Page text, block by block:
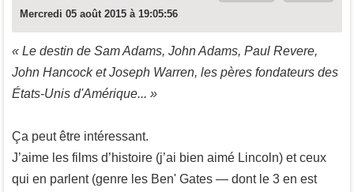
Mercredi 05 août 2015 à 19:05:56
« Le destin de Sam Adams, John Adams, Paul Revere,
John Hancock et Joseph Warren, les pères fondateurs des
États-Unis d'Amérique... »
Ça peut être intéressant.
J’aime les films d’histoire (j’ai bien aimé Lincoln) et ceux
qui en parlent (genre les Ben' Gates — dont le 3 en est